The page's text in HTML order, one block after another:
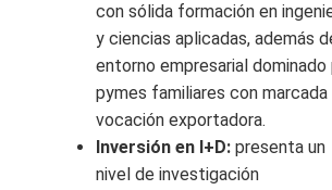
con sólida formación en
y ciencias aplicadas, además
entorno empresarial dominado
pymes familiares con marcada
vocación exportadora.
Inversión en I+D: presenta un
nivel de investigación